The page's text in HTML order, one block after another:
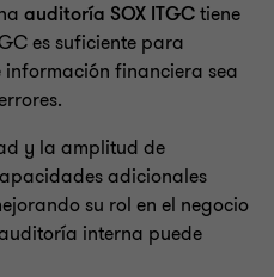
auditoría SOX ITGCtiene
es suficiente para
financiera sea
y la amplitud de
adicionales
su rol en el negocio
interna puede